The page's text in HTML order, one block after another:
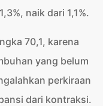
naik dari 1,1%.
70,1, karena
yang belum
perkiraan
dari kontraksi.